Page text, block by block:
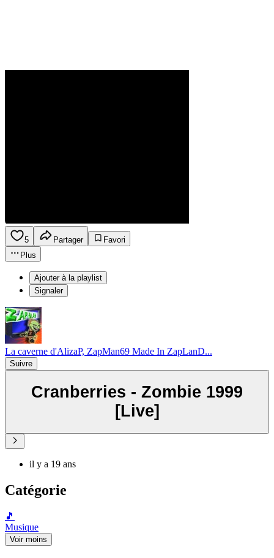
5 Partager
Favori
Plus
Ajouter à la playlist
Signaler
La caverne d'AlizaP, ZapMan69 Made In ZapLanD...
Suivre
Cranberries - Zombie 1999
[Live]
il y a 19 ans
Catégorie
🎵
Musique
Voir moins